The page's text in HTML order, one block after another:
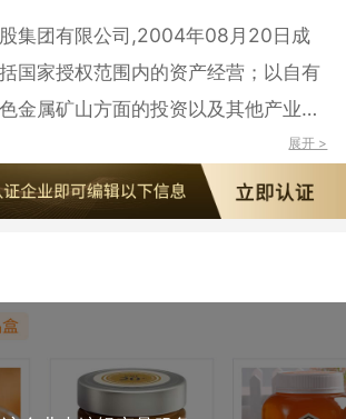
集团有限公司,2004年08月20日成
国家授权范围内的资产经营；以自有
金属矿山方面的投资以及其他产业投
存款、集资收款、受托贷款、发放贷
及财政信用业务）；有色金属产品的
技术服务，黄金制品及白银制品的加
术服务。（依法须经批准的项目，经
可开展经营活动）
展开 >